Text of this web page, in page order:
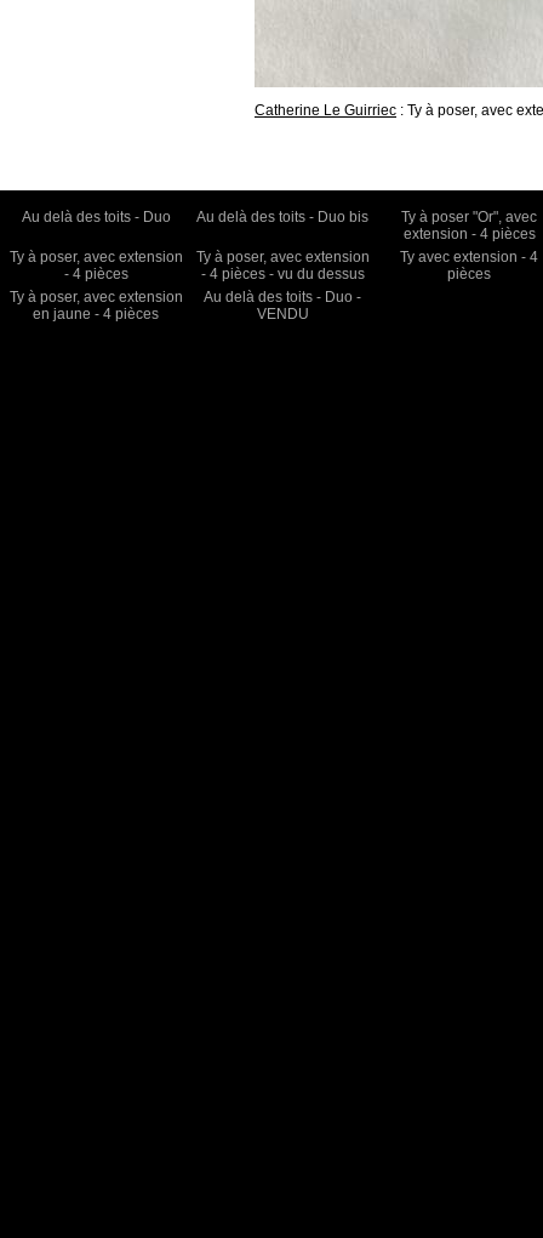
Catherine Le Guirriec : Ty à poser, avec
Au delà des toits - Duo Au delà des toits - Duo bis
Ty à poser "Or", avec
extension - 4 pièces
Ty à poser, avec extension
- 4 pièces
Ty à poser, avec extension
- 4 pièces - vu du dessus
Ty avec extension - 4
pièces
Ty à poser, avec extension
en jaune - 4 pièces
Au delà des toits - Duo -
VENDU